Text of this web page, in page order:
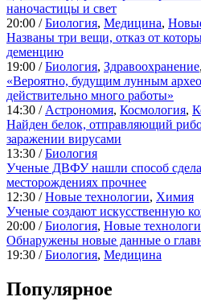
наночастицы и свет
20:00 /Биология, Медицина,
Названы три вещи, отказ от
деменцию
19:00 /Биология, Здравоохранение,
«Вероятно, будущим лунным
действительно много работы»
14:30 / Астрономия, Космология,
Найден белок, отправляющий
заражении вирусами
13:30 /Биология
Ученые ДВФУ нашли способ
месторождениях прочнее
12:30 /Новые технологии, Химия
Ученые создают искусственную
20:00 /Биология, Новые
Обнаружены новые данные о
19:30 /Биология, Медицина
Популярное